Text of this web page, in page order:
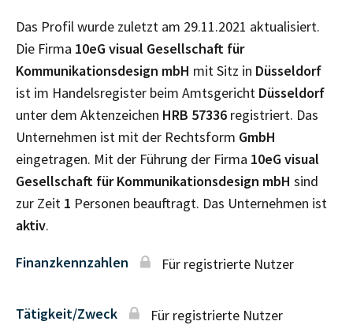
Das Profil wurde zuletzt am 29.11.2021 aktualisiert.
Die Firma 10eG visual Gesellschaft für
Kommunikationsdesign mbH mit Sitz in Düsseldorf
ist im Handelsregister beim Amtsgericht Düsseldorf
unter dem Aktenzeichen HRB 57336 registriert. Das
Unternehmen ist mit der Rechtsform GmbH
eingetragen. Mit der Führung der Firma 10eG visual
Gesellschaft für Kommunikationsdesign mbH sind
zur Zeit 1 Personen beauftragt. Das Unternehmen ist
aktiv.
Finanzkennzahlen Für registrierte Nutzer
Tätigkeit/Zweck Für registrierte Nutzer